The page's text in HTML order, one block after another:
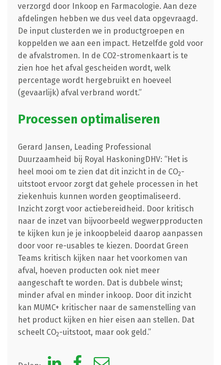
verzorgd door Inkoop en Farmacologie. Aan deze
afdelingen hebben we dus veel data opgevraagd.
De input clusterden we in productgroepen en
koppelden we aan een impact. Hetzelfde gold voor
de afvalstromen. In de CO2-stromenkaart is te
zien hoe het afval gescheiden wordt, welk
percentage wordt hergebruikt en hoeveel
(gevaarlijk) afval verbrand wordt.”
Processen optimaliseren
Gerard Jansen, Leading Professional
Duurzaamheid bij Royal HaskoningDHV: “Het is
heel mooi om te zien dat dit inzicht in de CO2-
uitstoot ervoor zorgt dat gehele processen in het
ziekenhuis kunnen worden geoptimaliseerd.
Inzicht zorgt voor actiebereidheid. Door kritisch
naar de inzet van bijvoorbeeld wegwerpproducten
te kijken kun je je inkoopbeleid daarop aanpassen
door voor re-usables te kiezen. Doordat Green
Teams kritisch kijken naar het voorkomen van
afval, hoeven producten ook niet meer
aangeschaft te worden. Dat is dubbele winst;
minder afval en minder inkoop. Door dit inzicht
kan MUMC+ kritischer naar de samenstelling van
het product kijken en hier eisen aan stellen. Dat
scheelt CO2-uitstoot, maar ook geld.”